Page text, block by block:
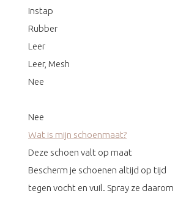
Instap
Rubber
Leer
Leer, Mesh
Nee
Nee
Wat is mijn schoenmaat?
Deze schoen valt op maat
Bescherm je schoenen altijd op tijd
tegen vocht en vuil. Spray ze daarom